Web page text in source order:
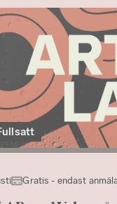
Gratis - endast